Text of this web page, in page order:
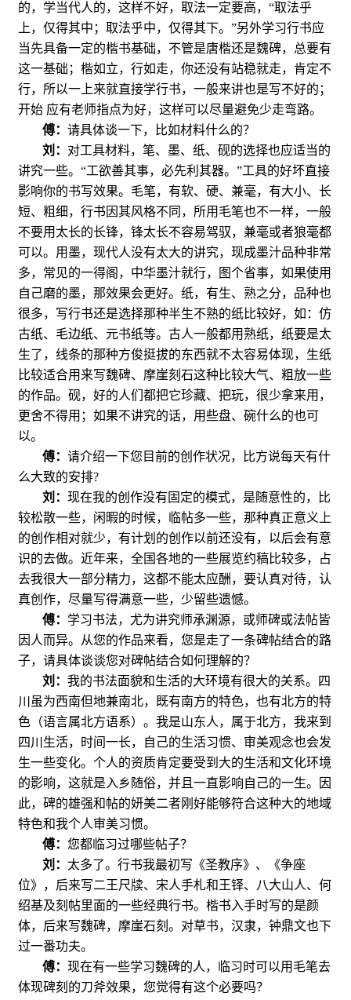
的，学当代人的，这样不好，取法一定要高，“取法乎
上，仅得其中；取法乎中，仅得其下。”另外学习行书应
当先具备一定的楷书基础，不管是唐楷还是魏碑，总要有
这一基础；楷如立，行如走，你还没有站稳就走，肯定不
行，所以一上来就直接学行书，一般来讲也是写不好的；
开始 应有老师指点为好，这样可以尽量避免少走弯路。
傅：请具体谈一下，比如材料什么的？
刘： 对工具材料，笔、墨、纸、砚的选择也应适当的
讲究一些。“工欲善其事，必先利其器。”工具的好坏直接
影响你的书写效果。毛笔，有软、硬、兼毫，有大小、长
短、粗细，行书因其风格不同，所用毛笔也不一样，一般
不要用太长的长锋，锋太长不容易驾驭，兼毫或者狼毫都
可以。用墨，现代人没有太大的讲究，现成墨汁品种非常
多，常见的一得阁，中华墨汁就行，图个省事，如果使用
自己磨的墨，那效果会更好。纸，有生、熟之分，品种也
很多，写行书还是选择那种半生不熟的纸比较好，如：仿
古纸、毛边纸、元书纸等。古人一般都用熟纸，纸要是太
生了，线条的那种方俊挺拔的东西就不太容易体现，生纸
比较适合用来写魏碑、摩崖刻石这种比较大气、粗放一些
的作品。砚，好的人们都把它珍藏、把玩，很少拿来用，
更舍不得用；如果不讲究的话，用些盘、碗什么的也可
以。
傅：请介绍一下您目前的创作状况，比方说每天有什
么大致的安排?
刘：现在我的创作没有固定的模式，是随意性的，比
较松散一些，闲暇的时候，临帖多一些，那种真正意义上
的创作相对就少，有计划的创作以前还没有，以后会有意
识的去做。近年来，全国各地的一些展览约稿比较多，占
去我很大一部分精力，这都不能太应酬，要认真对待，认
真创作，尽量写得满意一些，少留些遗憾。
傅： 学习书法，尤为讲究师承渊源，或师碑或法帖皆
因人而异。从您的作品来看，您是走了一条碑帖结合的路
子，请具体谈谈您对碑帖结合如何理解的？
刘：我的书法面貌和生活的大环境有很大的关系。四
川虽为西南但地兼南北，既有南方的特色，也有北方的特
色（语言属北方语系）。我是山东人，属于北方，我来到
四川生活，时间一长，自己的生活习惯、审美观念也会发
生一些变化。个人的资质肯定要受到大的生活和文化环境
的影响，这就是入乡随俗，并且一直影响自己的一生。因
此，碑的雄强和帖的妍美二者刚好能够符合这种大的地域
特色和我个人审美习惯。
傅：您都临习过哪些帖子？
刘： 太多了。行书我最初写《圣教序》、《争座
位》，后来写二王尺牍、宋人手札和王铎、八大山人、何
绍基及刻帖里面的一些经典行书。楷书入手时写的是颜
体，后来写魏碑，摩崖石刻。对草书，汉隶，钟鼎文也下
过一番功夫。
傅：现在有一些学习魏碑的人，临习时可以用毛笔去
体现碑刻的刀斧效果，您觉得有这个必要吗？